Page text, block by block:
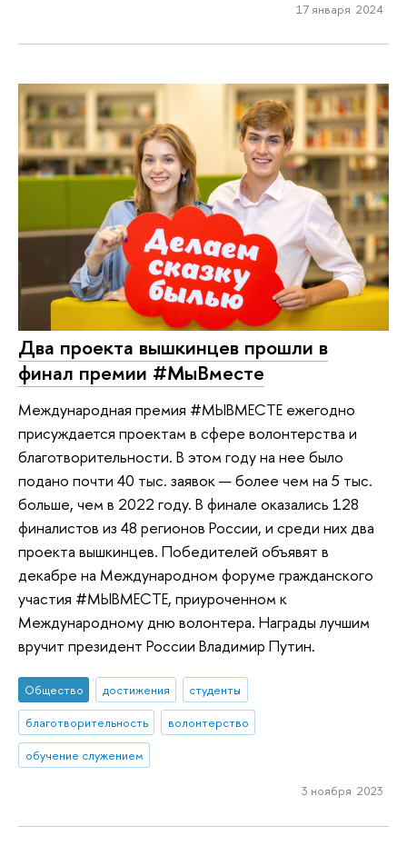
17 января 2024
Два проекта вышкинцев прошли в
финал премии #МыВместе
Международная премия #МЫВМЕСТЕ ежегодно
присуждается проектам в сфере волонтерства и
благотворительности. В этом году на нее было
подано почти 40 тыс. заявок — более чем на 5 тыс.
больше, чем в 2022 году. В финале оказались 128
финалистов из 48 регионов России, и среди них два
проекта вышкинцев. Победителей объявят в
декабре на Международном форуме гражданского
участия #МЫВМЕСТЕ, приуроченном к
Международному дню волонтера. Награды лучшим
вручит президент России Владимир Путин.
Общество достижения
студенты
благотворительность
волонтерство
обучение служением
3 ноября 2023